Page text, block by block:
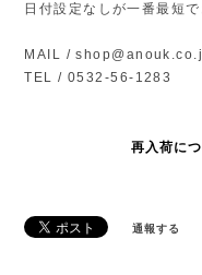
日付設定なしが一番最短で
MAIL /
TEL / 0532-56-1283
再入荷に
通報する